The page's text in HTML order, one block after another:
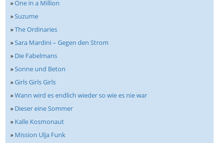
»One in a Million
»Suzume
»The Ordinaries
»Sara Mardini – Gegen den Strom
» Die Fabelmans
»Sonne und Beton
»Girls Girls Girls
»Wann wird es endlich wieder so wie es nie war
» Dieser eine Sommer
» Kalle Kosmonaut
» Mission Ulja Funk